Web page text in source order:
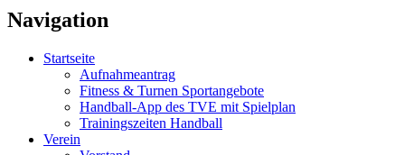
Navigation
Startseite
Aufnahmeantrag
Fitness & Turnen Sportangebote
Handball-App des TVE mit Spielplan
Trainingszeiten Handball
Verein